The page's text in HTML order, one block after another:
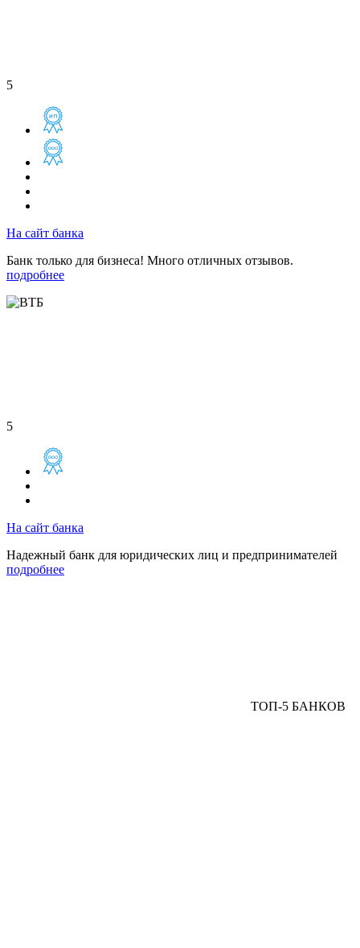
5
На сайт банка
Банк только для бизнеса! Много отличных отзывов.
подробнее
5
На сайт банка
Надежный банк для юридических лиц и предпринимателей
подробнее
ТОП-5 БАНКОВ